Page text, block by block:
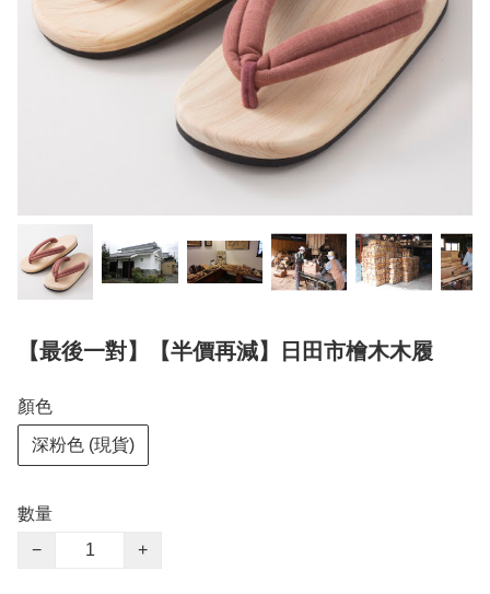
【最後一對】【半價再減】日田市檜木木履
顏色
深粉色 (現貨)
數量
−
+